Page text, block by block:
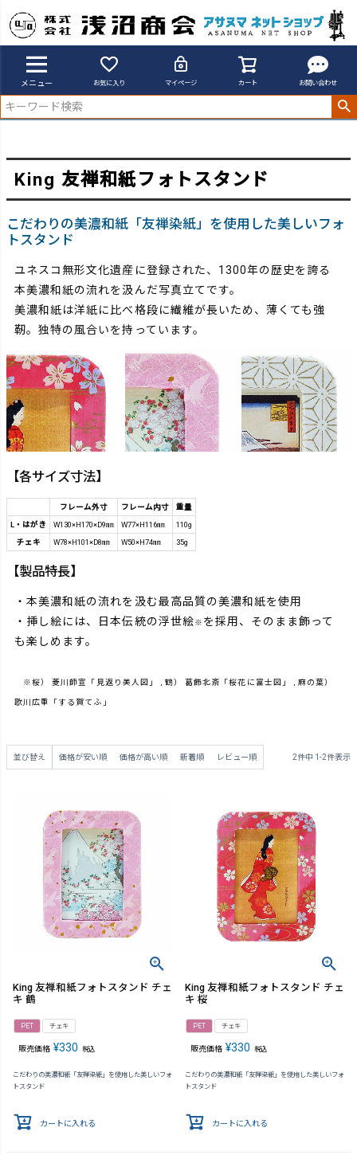
メニュー お気に入り マイページ カート お問い合わせ
アサヌマネットショップ
King 友禅和紙フォトスタンド
こだわりの美濃和紙「友禅染紙」を使用した美しいフォ
トスタンド
ユネスコ無形文化遺産に登録された、1300年の歴史を誇る
本美濃和紙の流れを汲んだ写真立てです。
美濃和紙は洋紙に比べ格段に繊維が長いため、薄くても強
靭。独特の風合いを持っています。
【各サイズ寸法】
フレーム外寸 フレーム内寸
重量
L・はがき
W130×H170×D9㎜ W77×H116㎜
110g
チェキ
W78×H101×D8㎜ W50×H74㎜ 35g
【製品特長】
・本美濃和紙の流れを汲む最高品質の美濃和紙を使用
・挿し絵には、日本伝統の浮世絵※ を採用、そのまま飾って
も楽しめます。
※桜） 菱川師宣「見返り美人図」 , 鶴） 葛飾北斎「桜花に富士図」 , 麻の葉）
歌川広重「する賀てふ」
並び替え 価格が安い順 価格が高い順 新着順 レビュー順 2件中 1 -2件表示
King 友禅和紙フォトスタンド チェ
キ 鶴
PET チェキ
販売価格 ¥330 税込
こだわりの美濃和紙「友禅染紙」を使用した美しいフォ
トスタンド
カートに入れる
King 友禅和紙フォトスタンド チェ
キ 桜
PET チェキ
販売価格 ¥330 税込
こだわりの美濃和紙「友禅染紙」を使用した美しいフォ
トスタンド
カートに入れる